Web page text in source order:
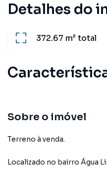
Detalhes do
372.67 m²total
Sobre o imóvel
Terreno à venda.
Localizado no bairro Água